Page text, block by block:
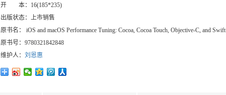
开 本：
16(185*235)
出版状态： 上市销售
原书名：
iOS and macOS Performance Tuning: Cocoa, Cocoa Touch, Objective-C, and Swift
原书号： 9780321842848
维护人： 刘恩惠